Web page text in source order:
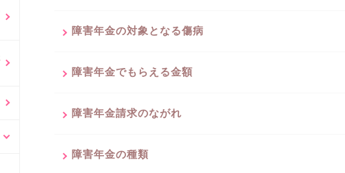
障害年金の対象となる傷病
障害年金でもらえる金額
障害年金請求のながれ
障害年金の種類